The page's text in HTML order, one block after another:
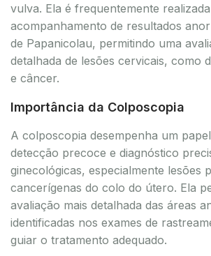
vulva. Ela é frequentemente
acompanhamento de resultados
de Papanicolau, permitindo uma
detalhada de lesões cervicais, como
e câncer.
Importância da Colposcopia
A colposcopia desempenha um
detecção precoce e diagnóstico
ginecológicas, especialmente lesões
cancerígenas do colo do útero. Ela
avaliação mais detalhada das áreas
identificadas nos exames de
guiar o tratamento adequado.